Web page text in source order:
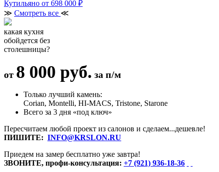
Кутильяно от 698 000 ₽
≫ Смотреть все ≪
какая кухня
обойдется без
столешницы?
от 8 000 руб. за п/м
Только лучший камень:
Corian, Montelli, HI-MACS, Tristone, Starone
Всего за 3 дня «под ключ»
Пересчитаем любой проект из салонов и сделаем...дешевле!
ПИШИТЕ: INFO@KRSLON.RU
Приедем на замер бесплатно уже завтра!
ЗВОНИТЕ, профи-консультация: +7 (921) 936-18-36